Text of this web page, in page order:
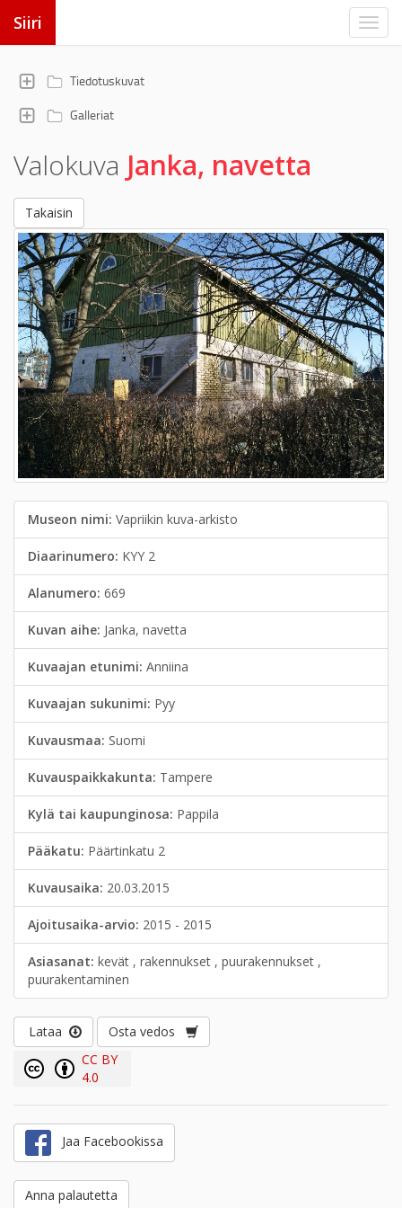
Siiri
Tiedotuskuvat
Galleriat
Valokuva Janka, navetta
Takaisin
Museon nimi: Vapriikin kuva-arkisto
Diaarinumero: KYY 2
Alanumero: 669
Kuvan aihe: Janka, navetta
Kuvaajan etunimi: Anniina
Kuvaajan sukunimi: Pyy
Kuvausmaa: Suomi
Kuvauspaikkakunta: Tampere
Kylä tai kaupunginosa: Pappila
Pääkatu: Päärtinkatu 2
Kuvausaika: 20.03.2015
Ajoitusaika-arvio: 2015 - 2015
Asiasanat: kevät , rakennukset , puurakennukset ,
puurakentaminen
Lataa
Osta vedos
CC BY
4.0
Jaa Facebookissa
Anna palautetta